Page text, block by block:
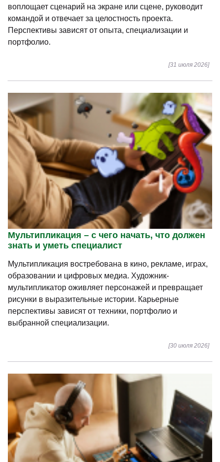
воплощает сценарий на экране или сцене, руководит
командой и отвечает за целостность проекта.
Перспективы зависят от опыта, специализации и
портфолио.
[31 июля 2026]
Мультипликация – с чего начать, что должен
знать и уметь специалист
Мультипликация востребована в кино, рекламе, играх,
образовании и цифровых медиа. Художник-
мультипликатор оживляет персонажей и превращает
рисунки в выразительные истории. Карьерные
перспективы зависят от техники, портфолио и
выбранной специализации.
[30 июля 2026]